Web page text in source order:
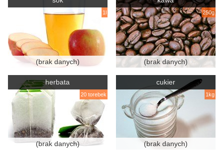
1l
(brak danych)
250g
(brak danych)
herbata
20 torebek
(brak danych)
cukier
1kg
(brak danych)